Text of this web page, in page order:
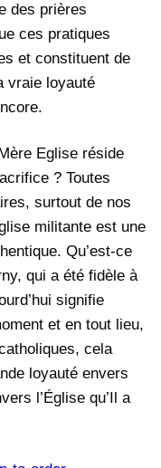
des prières
ces pratiques
et constituent de
vraie loyauté
Eglise réside
? Toutes
surtout de nos
militante est une
Qu’est-ce
qui a été fidèle à
signifie
et en tout lieu,
cela
loyauté envers
l’Église qu’Il a